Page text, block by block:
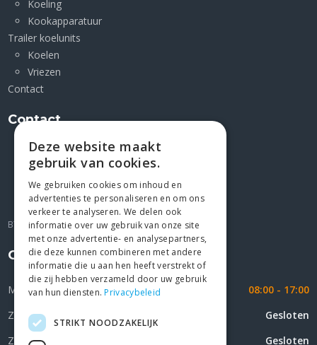
Koeling
Kookapparatuur
Trailer koelunits
Koelen
Vriezen
Contact
Contact
Kleimoer 1 F
9030 Mariakerke
+32 9/2823227
gio@jesco4u.be
BTW BE 0439.072.676
Openingsuren
Maandag - Vrijdag
08:00 - 17:00
Zaterdag
Gesloten
Zondag
Gesloten
Deze website maakt
gebruik van cookies.
We gebruiken cookies om inhoud en
advertenties te personaliseren en om ons
verkeer te analyseren. We delen ook
informatie over uw gebruik van onze site
met onze advertentie- en analysepartners,
die deze kunnen combineren met andere
informatie die u aan hen heeft verstrekt of
die zij hebben verzameld door uw gebruik
van hun diensten.Privacybeleid
STRIKT NOODZAKELIJK